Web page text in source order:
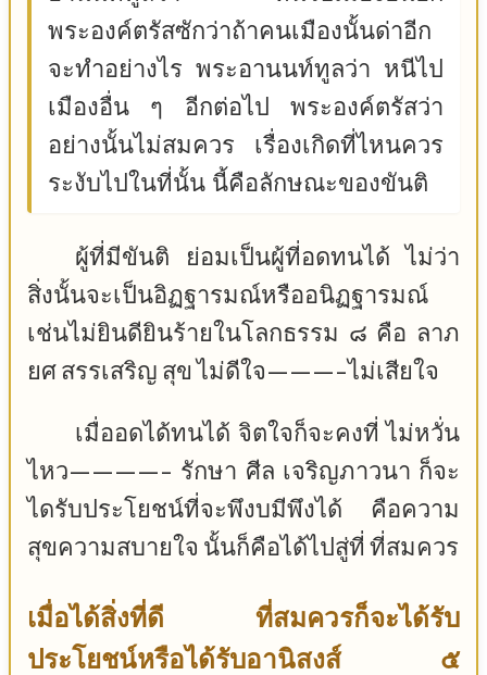
พระองค์ตรัสซักว่าถ้าคนเมืองนั้นด่าอีก
จะทำอย่างไร พระอานนท์ทูลว่า หนีไป
เมืองอื่น ๆ อีกต่อไป พระองค์ตรัสว่า
อย่างนั้นไม่สมควร เรื่องเกิดที่ไหนควร
ระงับไปในที่นั้น นี้คือลักษณะของขันติ
ผู้ที่มีขันติ ย่อมเป็นผู้ที่อดทนได้ ไม่ว่า
สิ่งนั้นจะเป็นอิฏฐารมณ์หรืออนิฏฐารมณ์
เช่นไม่ยินดียินร้ายในโลกธรรม ๘ คือ ลาภ
ยศ สรรเสริญ สุข ไม่ดีใจ———-ไม่เสียใจ
เมื่ออดได้ทนได้ จิตใจก็จะคงที่ ไม่หวั่น
ไหว————- รักษา ศีล เจริญภาวนา ก็จะ
ไดรับประโยชน์ที่จะพึงบมีพึงได้ คือความ
สุขความสบายใจ นั้นก็คือได้ไปสู่ที่ ที่สมควร
เมื่อได้สิ่งที่ดี ที่สมควรก็จะได้รับ
ประโยชน์หรือได้รับอานิสงส์ ๕